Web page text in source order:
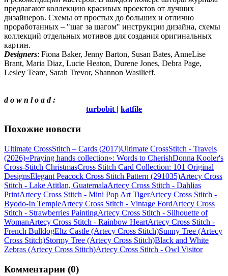
предлагают коллекцию красивых проектов от лучших
дизайнеров. Схемы от простых до больших и отлично
проработанных – "шаг за шагом" инструкции дизайна, схемы
коллекций отдельных мотивов для создания оригинальных
картин.
Designers: Fiona Baker, Jenny Barton, Susan Bates, AnneLise
Brant, Maria Diaz, Lucie Heaton, Durene Jones, Debra Page,
Lesley Teare, Sarah Trevor, Shannon Wasilieff.
d o w n l o a d :
turbobit | katfile
Похожие новости
Ultimate CrossStitch – Cards (2017)Ultimate CrossStitch - Travels
(2026)«Praying hands collection»: Words to CherishDonna Kooler's
Cross-Stitch ChristmasCross Stitch Card Collection: 101 Original
DesignsElegant Peacock Cross Stitch Pattern (291035)Artecy Cross
Stitch - Lake Atitlan, GuatemalaArtecy Cross Stitch - Dahlias
PrintArtecy Cross Stitch - Mini Pop Art TigerArtecy Cross Stitch -
Byodo-In TempleArtecy Cross Stitch - Vintage FordArtecy Cross
Stitch - Strawberries PaintingArtecy Cross Stitch - Silhouette of
WomanArtecy Cross Stitch - Rainbow HeartArtecy Cross Stitch -
French BulldogEltz Castle (Artecy Cross Stitch)Sunny Tree (Artecy
Cross Stitch)Stormy Tree (Artecy Cross Stitch)Black and White
Zebras (Artecy Cross Stitch)Artecy Cross Stitch - Owl Visitor
Комментарии (0)